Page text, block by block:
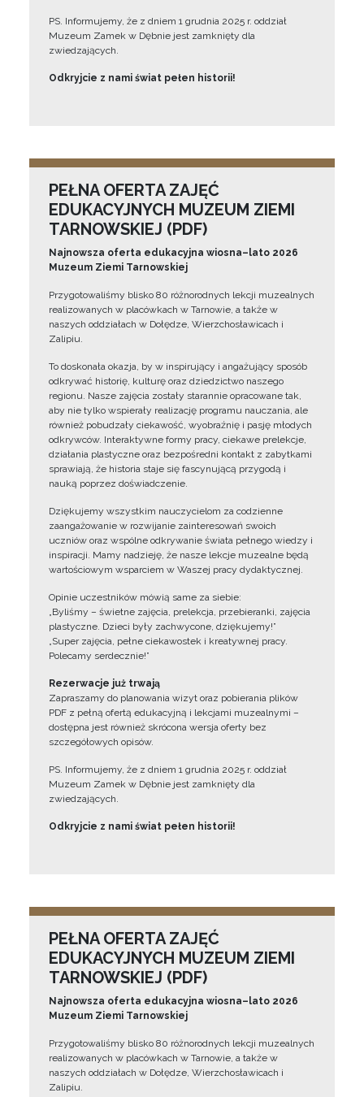
PS. Informujemy, że z dniem 1 grudnia 2025 r. oddział
Muzeum Zamek w Dębnie jest zamknięty dla
zwiedzających.
Odkryjcie z nami świat pełen historii!
PEŁNA OFERTA ZAJĘĆ
EDUKACYJNYCH MUZEUM ZIEMI
TARNOWSKIEJ (PDF)
Najnowsza oferta edukacyjna wiosna–lato 2026
Muzeum Ziemi Tarnowskiej
Przygotowaliśmy blisko 80 różnorodnych lekcji muzealnych
realizowanych w placówkach w Tarnowie, a także w
naszych oddziałach w Dołędze, Wierzchosławicach i
Zalipiu.
To doskonała okazja, by w inspirujący i angażujący sposób
odkrywać historię, kulturę oraz dziedzictwo naszego
regionu. Nasze zajęcia zostały starannie opracowane tak,
aby nie tylko wspierały realizację programu nauczania, ale
również pobudzały ciekawość, wyobraźnię i pasję młodych
odkrywców. Interaktywne formy pracy, ciekawe prelekcje,
działania plastyczne oraz bezpośredni kontakt z zabytkami
sprawiają, że historia staje się fascynującą przygodą i
nauką poprzez doświadczenie.
Dziękujemy wszystkim nauczycielom za codzienne
zaangażowanie w rozwijanie zainteresowań swoich
uczniów oraz wspólne odkrywanie świata pełnego wiedzy i
inspiracji. Mamy nadzieję, że nasze lekcje muzealne będą
wartościowym wsparciem w Waszej pracy dydaktycznej.
Opinie uczestników mówią same za siebie:
„Byliśmy – świetne zajęcia, prelekcja, przebieranki, zajęcia
plastyczne. Dzieci były zachwycone, dziękujemy!”
„Super zajęcia, pełne ciekawostek i kreatywnej pracy.
Polecamy serdecznie!”
Rezerwacje już trwają
Zapraszamy do planowania wizyt oraz pobierania plików
PDF z pełną ofertą edukacyjną i lekcjami muzealnymi –
dostępna jest również skrócona wersja oferty bez
szczegółowych opisów.
PS. Informujemy, że z dniem 1 grudnia 2025 r. oddział
Muzeum Zamek w Dębnie jest zamknięty dla
zwiedzających.
Odkryjcie z nami świat pełen historii!
PEŁNA OFERTA ZAJĘĆ
EDUKACYJNYCH MUZEUM ZIEMI
TARNOWSKIEJ (PDF)
Najnowsza oferta edukacyjna wiosna–lato 2026
Muzeum Ziemi Tarnowskiej
Przygotowaliśmy blisko 80 różnorodnych lekcji muzealnych
realizowanych w placówkach w Tarnowie, a także w
naszych oddziałach w Dołędze, Wierzchosławicach i
Zalipiu.